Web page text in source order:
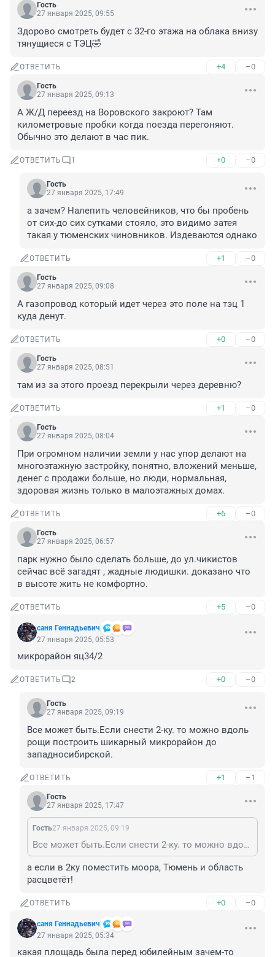
Гость
27 января 2025, 09:55
Здорово смотреть будет с 32-го этажа на облака внизу
тянущиеся с ТЭЦ🤣
ОТВЕТИТЬ +4 –0
Гость
27 января 2025, 09:13
А Ж/Д переезд на Воровского закроют? Там
километровые пробки когда поезда перегоняют.
Обычно это делают в час пик.
ОТВЕТИТЬ 1 +0 –0
Гость
27 января 2025, 17:49
а зачем? Налепить человейников, что бы пробень
от сих-до сих сутками стояло, это видимо затея
такая у тюменских чиновников. Издеваются однако
ОТВЕТИТЬ +1 –0
Гость
27 января 2025, 09:08
А газопровод который идет через это поле на тэц 1
куда денут.
ОТВЕТИТЬ +0 –0
Гость
27 января 2025, 08:51
там из за этого проезд перекрыли через деревню?
ОТВЕТИТЬ +1 –0
Гость
27 января 2025, 08:04
При огромном наличии земли у нас упор делают на
многоэтажную застройку, понятно, вложений меньше,
денег с продажи больше, но люди, нормальная,
здоровая жизнь только в малоэтажных домах.
ОТВЕТИТЬ +6 –0
Гость
27 января 2025, 06:57
парк нужно было сделать больше, до ул.чикистов
сейчас всё загадят , жадные людишки. доказано что
в высоте жить не комфортно.
ОТВЕТИТЬ +5 –0
саня Геннадьевич
27 января 2025, 05:53
микрорайон яц34/2
ОТВЕТИТЬ 2 +0 –0
Гость
27 января 2025, 09:19
Все может быть.Если снести 2-ку. то можно вдоль
рощи построить шикарный микрорайон до
западносибирской.
ОТВЕТИТЬ +1 –1
Гость
27 января 2025, 17:47
Гость27 января 2025, 09:19
Все может быть.Если снести 2-ку. то можно вдоль рощи построить шикарный микрорайон до западносибирской.
а если в 2ку поместить моора, Тюмень и область
расцветёт!
ОТВЕТИТЬ +0 –0
саня Геннадьевич
27 января 2025, 05:34
какая площадь была перед юбилейным зачем-то